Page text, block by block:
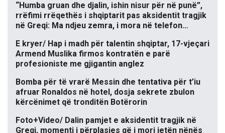
“Humba gruan dhe djalin, ishin nisur për në punë”,
rrëfimi rrëqethës i shqiptarit pas aksidentit tragjik
në Greqi: Ma ndjeu zemra, i mora në telefon…
E kryer/ Hap i madh për talentin shqiptar, 17-vjeçari
Armend Muslika firmos kontratën e parë
profesioniste me gjigantin anglez
Bomba për të vrarë Messin dhe tentativa për t’iu
afruar Ronaldos në hotel, dosja sekrete zbulon
kërcënimet që tronditën Botërorin
Foto+Video/ Dalin pamjet e aksidentit tragjik në
Greqi, momenti i përplasjes që i mori jetën nënës